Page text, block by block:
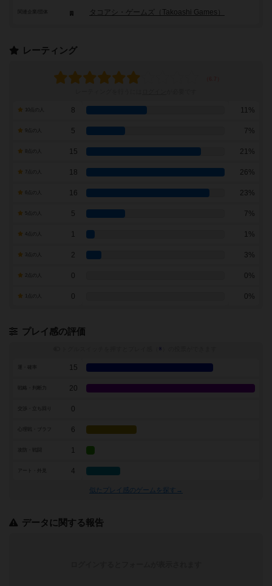
タコアシ・ゲームズ（Takoashi Games）
レーティング
8 11%
5 7%
15 21%
7点の人 18 26%
16 23%
5 7%
1 1%
2 3%
0 0%
0 0%
プレイ感の評価
※
15
戦略・判断力 20
0
6
1
アート・外見 4
似たプレイ感のゲームを探す→
データに関する報告